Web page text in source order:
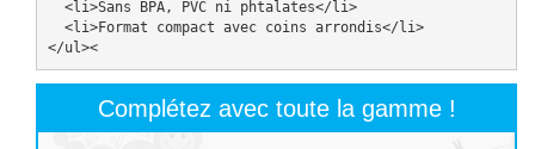
</ul><
Complétez avec toute la gamme !